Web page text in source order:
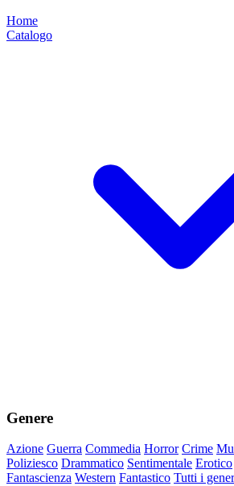
Home
Catalogo
Genere
Azione Guerra Commedia Horror Crime
Poliziesco Drammatico Sentimentale Erotico
Fantascienza Western Fantastico Tutti i